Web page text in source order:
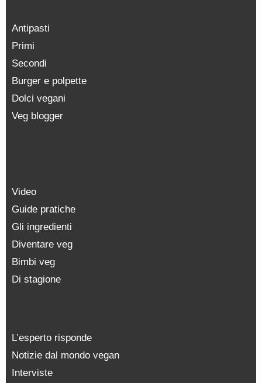
Antipasti
Primi
Secondi
Burger e polpette
Dolci vegani
Veg blogger
Video
Guide pratiche
Gli ingredienti
Diventare veg
Bimbi veg
Di stagione
L’esperto risponde
Notizie dal mondo vegan
Interviste